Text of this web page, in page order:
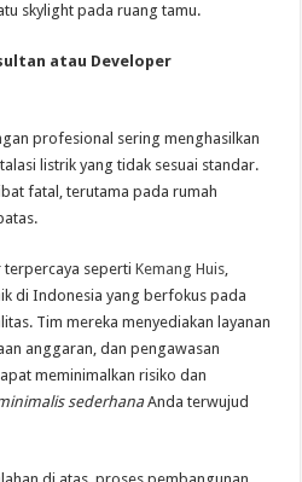
skylight pada ruang tamu.
atau Developer
profesional sering menghasilkan
listrik yang tidak sesuai standar.
fatal, terutama pada rumah
terpercaya sepertiKemang Huis
di Indonesia yang berfokus pada
Tim mereka menyediakan layanan
anggaran, dan pengawasan
meminimalkan risiko dan
sederhanaAnda terwujud